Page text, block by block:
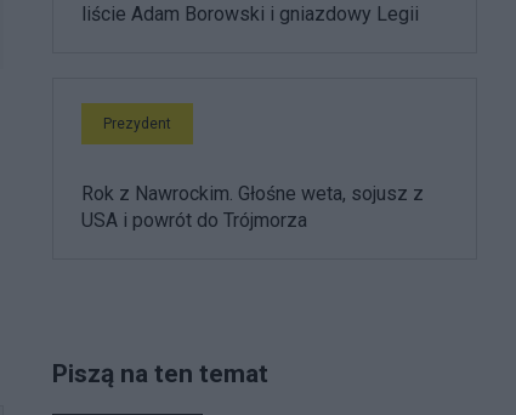
liście Adam Borowski i gniazdowy Legii
Prezydent
Rok z Nawrockim. Głośne weta, sojusz z
USA i powrót do Trójmorza
Piszą na ten temat